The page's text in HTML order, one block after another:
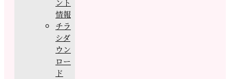
ント
情報
チラ
シダ
ウン
ロー
ド